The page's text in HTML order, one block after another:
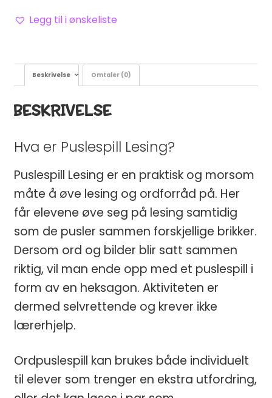
Legg til i ønskeliste
Beskrivelse Omtaler (0)
BESKRIVELSE
Hva er Puslespill Lesing?
Puslespill Lesing er en praktisk og morsom
måte å øve lesing og ordforråd på. Her
får elevene øve seg på lesing samtidig
som de pusler sammen forskjellige brikker.
Dersom ord og bilder blir satt sammen
riktig, vil man ende opp med et puslespill i
form av en heksagon. Aktiviteten er
dermed selvrettende og krever ikke
lærerhjelp.
Ordpuslespill kan brukes både individuelt
til elever som trenger en ekstra utfordring,